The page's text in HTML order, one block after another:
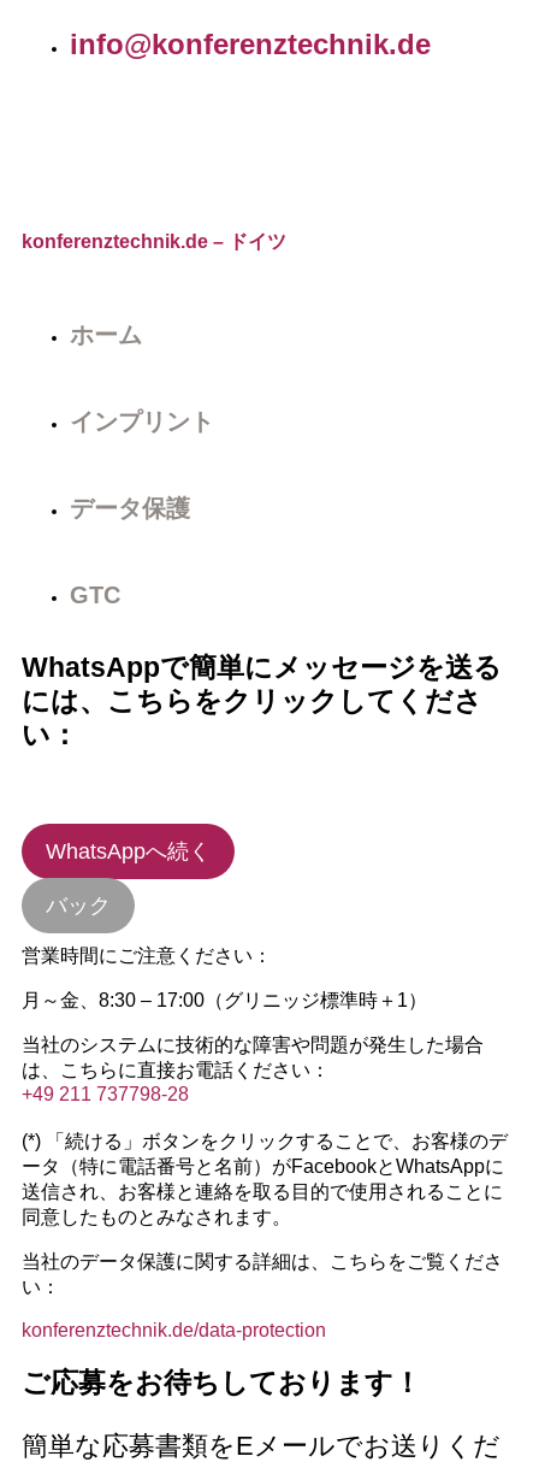
info@konferenztechnik.de
konferenztechnik.de – ドイツ
ホーム
インプリント
データ保護
GTC
WhatsAppで簡単にメッセージを送る
には、こちらをクリックしてくださ
い：
WhatsAppへ続く
バック
営業時間にご注意ください：
月～金、8:30 – 17:00（グリニッジ標準時＋1）
当社のシステムに技術的な障害や問題が発生した場合
は、こちらに直接お電話ください：
+49 211 737798-28
(*) 「続ける」ボタンをクリックすることで、お客様のデ
ータ（特に電話番号と名前）がFacebookとWhatsAppに
送信され、お客様と連絡を取る目的で使用されることに
同意したものとみなされます。
当社のデータ保護に関する詳細は、こちらをご覧くださ
い：
konferenztechnik.de/data-protection
ご応募をお待ちしております！
簡単な応募書類をEメールでお送りくだ